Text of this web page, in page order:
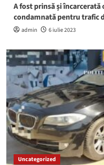
A fost prinsă și
condamnată pentru trafic
admin 6 iulie 2023
Uncategorized